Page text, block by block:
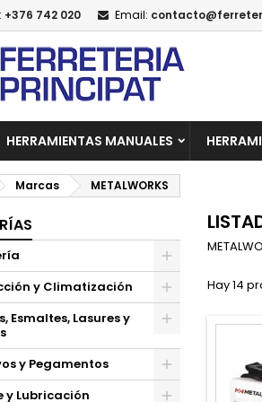
+376 742 020 Email:
HERRAMIENTAS MANUALES
Marcas METALWORKS
y Climatización
Esmaltes, Lasures y
y Pegamentos
y Lubricación
Hay 14